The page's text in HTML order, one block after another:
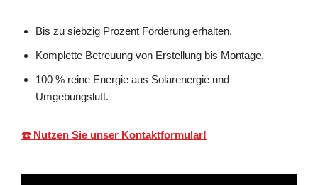
Bis zu siebzig Prozent Förderung erhalten.
Komplette Betreuung von Erstellung bis Montage.
100 % reine Energie aus Solarenergie und
Umgebungsluft.
☎️ Nutzen Sie unser Kontaktformular!